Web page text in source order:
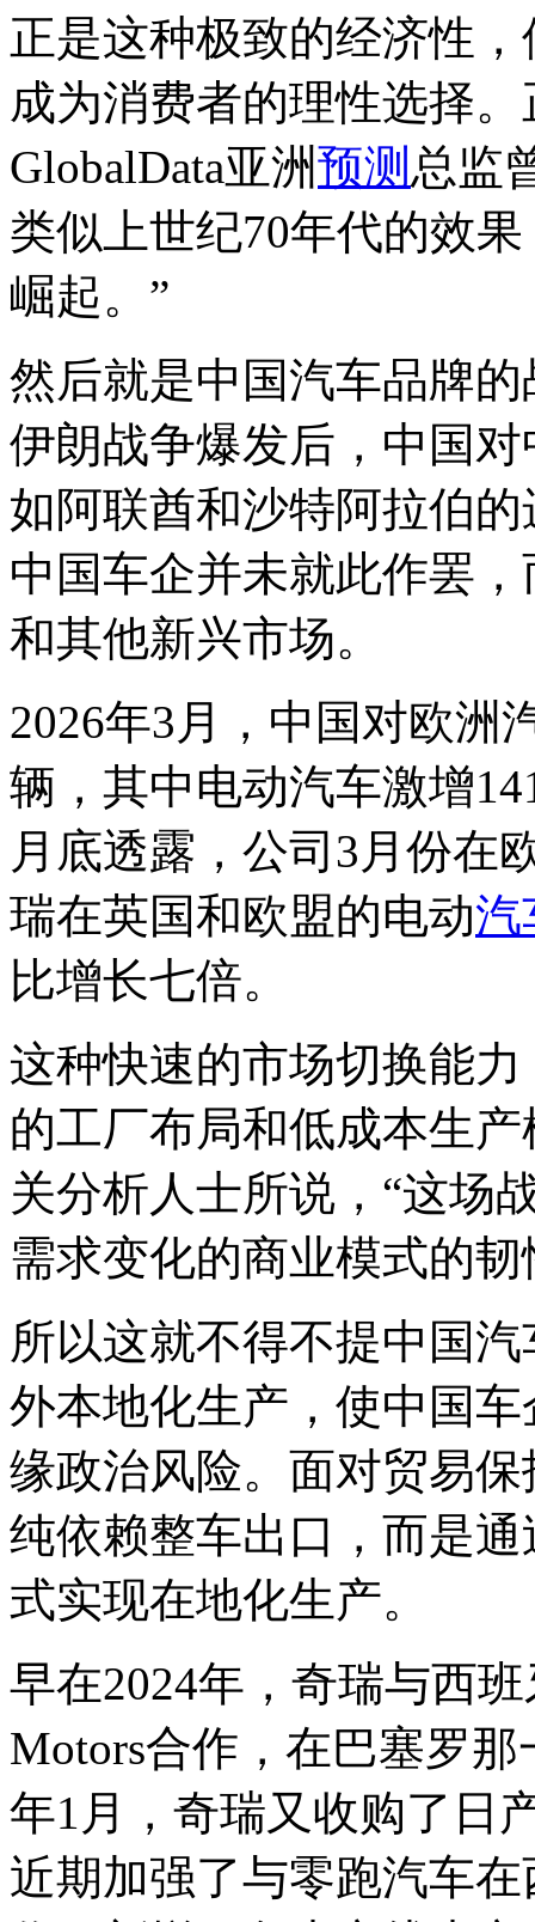
正是这种极致的经济性
成为消费者的理性选择
GlobalData亚洲预测 总监
类似上世纪70年代的效
崛起。”
然后就是中国汽车品牌
伊朗战争爆发后，中国
如阿联酋和沙特阿拉伯
中国车企并未就此作罢
和其他新兴市场。
2026年3月，中国对欧洲
辆，其中电动汽车激增
月底透露，公司3月份在
瑞在英国和欧盟的电动汽
比增长七倍。
这种快速的市场切换能
的工厂布局和低成本生
关分析人士所说，“这场
需求变化的商业模式的韧
所以这就不得不提中国
外本地化生产，使中国
缘政治风险。面对贸易
纯依赖整车出口，而是
式实现在地化生产。
早在2024年，奇瑞与西
Motors合作，在巴塞罗
年1月，奇瑞又收购了日
近期加强了与零跑汽车